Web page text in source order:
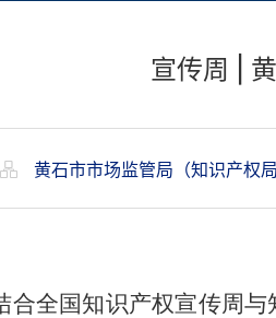
宣传周 |
黄石市市场监管局（知识产权局
合全国知识产权宣传周